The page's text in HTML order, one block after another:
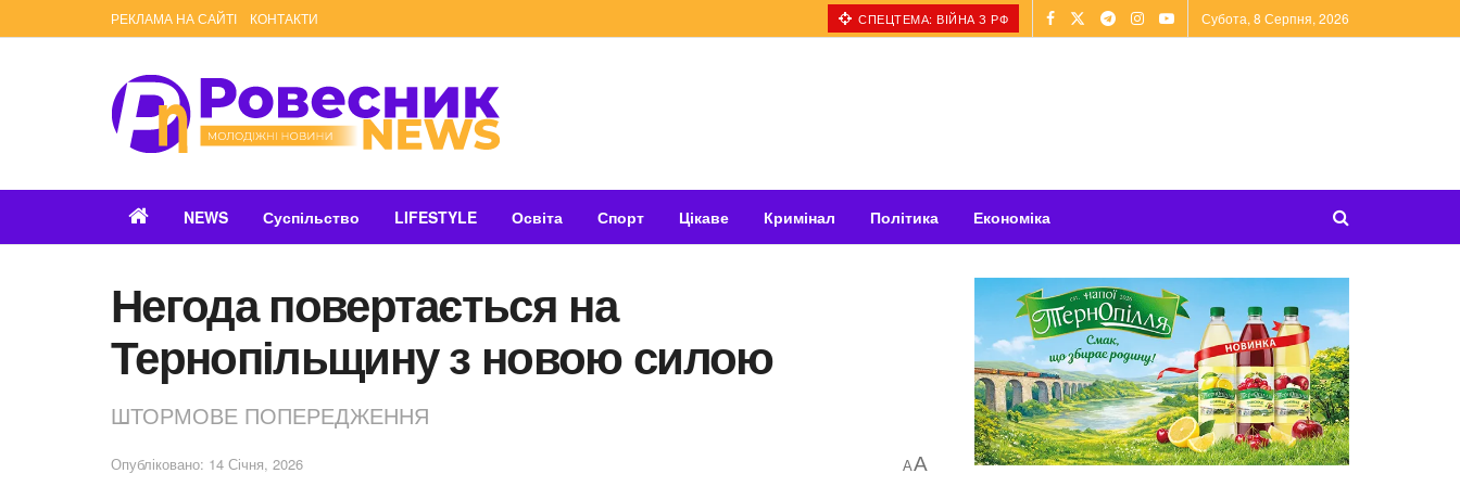
РЕКЛАМА НА САЙТІ КОНТАКТИ СПЕЦТЕМА: ВІЙНА З РФ Субота, 8 Серпня, 2026
NEWS Суспільство LIFESTYLE Освіта Спорт Цікаве Кримінал Політика Економіка
Негода повертається на
Тернопільщину з новою силою
ШТОРМОВЕ ПОПЕРЕДЖЕННЯ
Опубліковано: 14 Січня, 2026 AA